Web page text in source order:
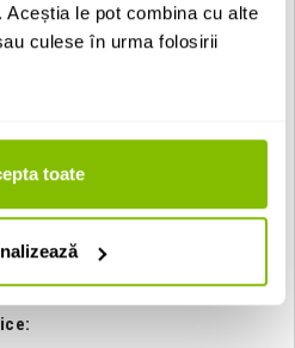
le pot combina cu alte
culese în urma folosirii
toate
(pana la 512 GB)
32-bit float
44,1/48 kHz
256/320 kbit/s
(stereo)